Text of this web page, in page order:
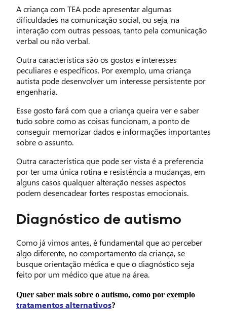
A criança com TEA pode apresentar algumas
dificuldades na comunicação social, ou seja, na
interação com outras pessoas, tanto pela comunicação
verbal ou não verbal.
Outra característica são os gostos e interesses
peculiares e específicos. Por exemplo, uma criança
autista pode desenvolver um interesse persistente por
engenharia.
Esse gosto fará com que a criança queira ver e saber
tudo sobre como as coisas funcionam, a ponto de
conseguir memorizar dados e informações importantes
sobre o assunto.
Outra característica que pode ser vista é a preferencia
por ter uma única rotina e resistência a mudanças, em
alguns casos qualquer alteração nesses aspectos
podem desencadear fortes respostas emocionais.
Diagnóstico de autismo
Como já vimos antes, é fundamental que ao perceber
algo diferente, no comportamento da criança, se
busque orientação médica e que o diagnóstico seja
feito por um médico que atue na área.
Quer saber mais sobre o autismo, como por exemplo
tratamentos alternativos?